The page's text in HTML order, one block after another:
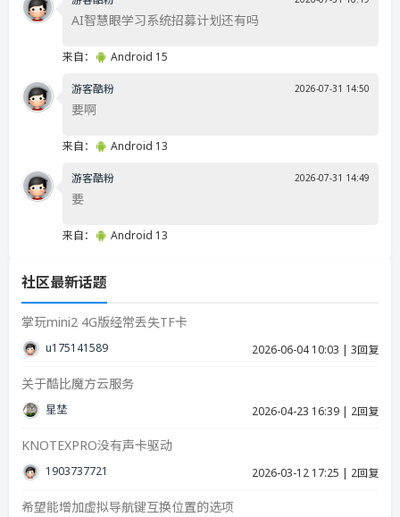
AI智慧眼学习系统招募计划还有吗
来自： Android 15
游客酷粉 2026-07-31 14:50
要啊
来自： Android 13
游客酷粉 2026-07-31 14:49
要
来自： Android 13
社区最新话题
掌玩mini2 4G版经常丢失TF卡
u17514158939287 2026-06-04 10:03 | 3回复
关于酷比魔方云服务
星埜 2026-04-23 16:39 | 2回复
KNOTEXPRO没有声卡驱动
19037377215 2026-03-12 17:25 | 2回复
希望能增加虚拟导航键互换位置的选项